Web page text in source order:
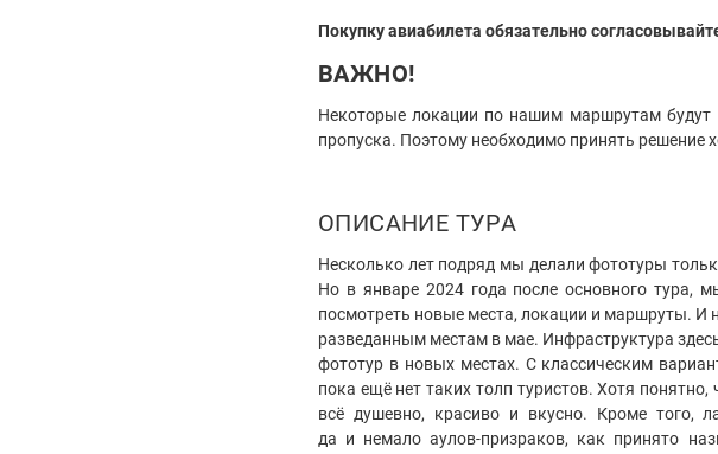
Покупку авиабилета обязательно
ВАЖНО!
Некоторые локации по нашим маршрутам будут
пропуска. Поэтому необходимо принять решение
ОПИСАНИЕ ТУРА
Несколько лет подряд мы делали фототуры
Но в январе 2024 года после основного тура,
посмотреть новые места, локации и маршруты. И
разведанным местам в мае. Инфраструктура
фототур в новых местах. С классическим
пока ещё нет таких толп туристов. Хотя
всё душевно, красиво и вкусно. Кроме того,
да и немало аулов-призраков, как принято